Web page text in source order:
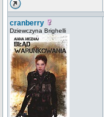
cranberry
Dziewczyna Brighelli